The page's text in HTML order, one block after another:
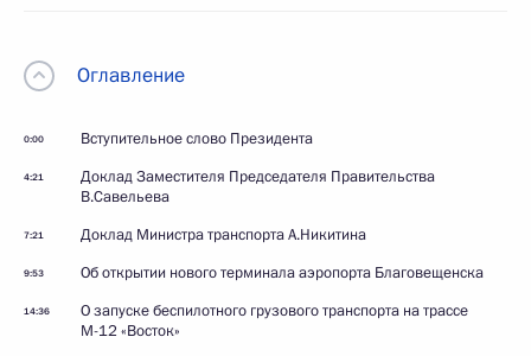
Оглавление
0:00 Вступительное слово Президента
4:21
Доклад Заместителя Председателя Правительства
В.Савельева
7:21 Доклад Министра транспорта А.Никитина
9:53 Об открытии нового терминала аэропорта Благовещенска
14:36
О запуске беспилотного грузового транспорта на трассе
М-12 «Восток»